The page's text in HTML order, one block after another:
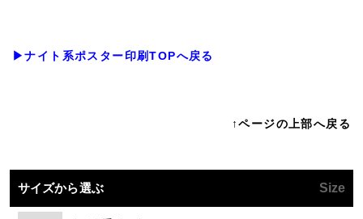
▶ナイト系ポスター印刷TOPへ戻る
↑ページの上部へ戻る
サイズから選ぶ Size